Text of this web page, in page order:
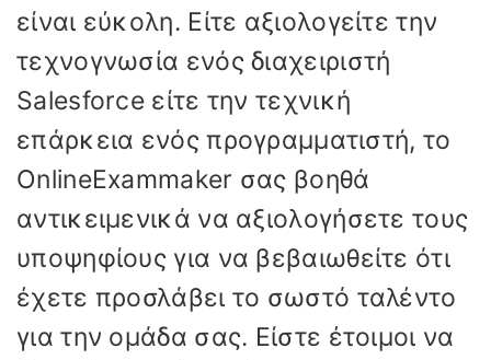
είναι εύκολη. Είτε αξιολογείτε την
τεχνογνωσία ενός διαχειριστή
Salesforce είτε την τεχνική
επάρκεια ενός προγραμματιστή, το
OnlineExammaker σας βοηθά
αντικειμενικά να αξιολογήσετε τους
υποψηφίους για να βεβαιωθείτε ότι
έχετε προσλάβει το σωστό ταλέντο
για την ομάδα σας. Είστε έτοιμοι να